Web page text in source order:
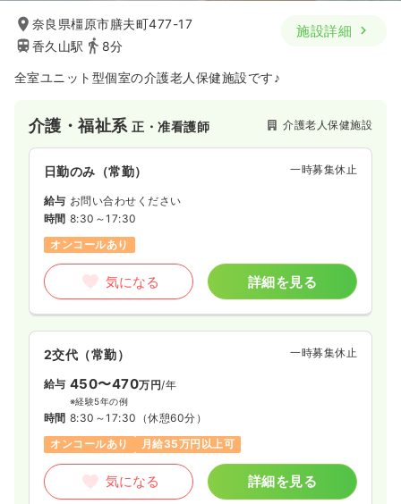
奈良県橿原市膳夫町477-17
香久山駅
8分
施設詳細
全室ユニット型個室の介護老人保健施設です♪
介護・福祉系正・准看護師 介護老人保健施設
日勤のみ（常勤） 一時募集休止
給与 お問い合わせください
時間 8:30～17:30
オンコールあり
気になる 詳細を見る
2交代（常勤） 一時募集休止
給与 450〜470万円/年
※経験5年の例
時間 8:30～17:30 （休憩60分）
オンコールあり
月給35万円以上可
気になる 詳細を見る